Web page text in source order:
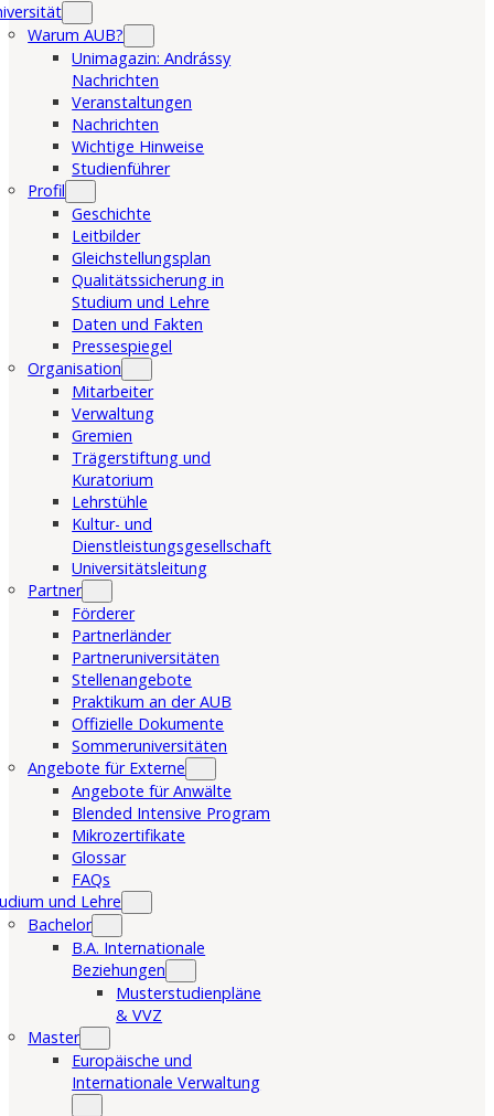
Warum AUB?
Unimagazin: Andrássy
Nachrichten
Veranstaltungen
Nachrichten
Wichtige Hinweise
Studienführer
Profil
Geschichte
Leitbilder
Gleichstellungsplan
Qualitätssicherung in
Studium und Lehre
Daten und Fakten
Pressespiegel
Organisation
Mitarbeiter
Verwaltung
Gremien
Trägerstiftung und
Kuratorium
Lehrstühle
Kultur- und
Dienstleistungsgesellschaft
Universitätsleitung
Partner
Förderer
Partnerländer
Partneruniversitäten
Stellenangebote
Praktikum an der AUB
Offizielle Dokumente
Sommeruniversitäten
Angebote für Externe
Angebote für Anwälte
Blended Intensive Program
Mikrozertifikate
Glossar
FAQs
und Lehre
Bachelor
B.A. Internationale
Beziehungen
Musterstudienpläne
& VVZ
Master
Europäische und
Internationale Verwaltung